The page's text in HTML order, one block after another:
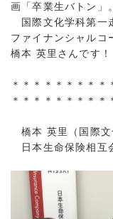
画「卒業生バトン」。
国際文化学科第一
ファイナンシャルコ
橋本 英里さんです！
＊＊＊＊＊＊＊＊＊
＊＊＊＊＊＊＊＊＊
橋本 英里（国際文
日本生命保険相互